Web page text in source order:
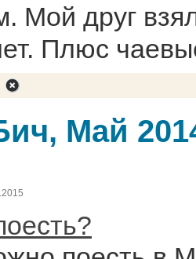
Мой друг
Плюс
Май